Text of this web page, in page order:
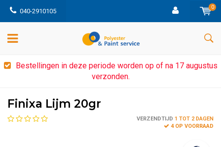
040-2910105
0
Bestellingen in deze periode worden op of na 17 augustus
verzonden.
Finixa Lijm 20gr
VERZENDTIJD 1 TOT 2 DAGEN
4 OP VOORRAAD